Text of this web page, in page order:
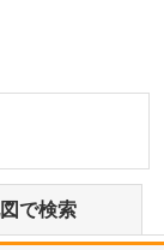
で検索